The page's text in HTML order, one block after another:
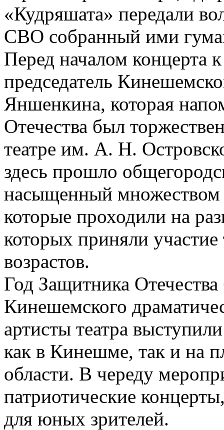
«Кудряшата» передали
СВО собранный ими
Перед началом концерта
председатель
Яншенкина, которая
Отечества был
театре им. А. Н.
здесь прошло
насыщенный множеством
которые проходили на
которых приняли
возрастов.
Год Защитника
Кинешемского
артисты театра
как в Кинешме, так и на
области. В череду
патриотические
для юных зрителей.